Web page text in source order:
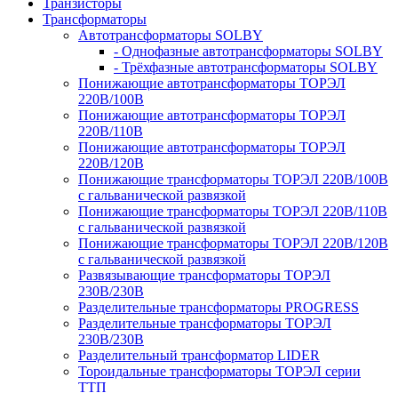
Транзисторы
Трансформаторы
Автотрансформаторы SOLBY
- Однофазные автотрансформаторы SOLBY
- Трёхфазные автотрансформаторы SOLBY
Понижающие автотрансформаторы ТОРЭЛ
220В/100В
Понижающие автотрансформаторы ТОРЭЛ
220В/110В
Понижающие автотрансформаторы ТОРЭЛ
220В/120В
Понижающие трансформаторы ТОРЭЛ 220В/100В
с гальванической развязкой
Понижающие трансформаторы ТОРЭЛ 220В/110В
с гальванической развязкой
Понижающие трансформаторы ТОРЭЛ 220В/120В
с гальванической развязкой
Развязывающие трансформаторы ТОРЭЛ
230В/230В
Разделительные трансформаторы PROGRESS
Разделительные трансформаторы ТОРЭЛ
230В/230В
Разделительный трансформатор LIDER
Тороидальные трансформаторы ТОРЭЛ серии
ТТП